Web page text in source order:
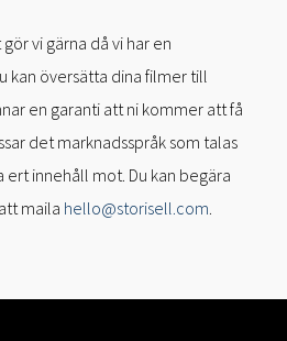
vi gärna då vi har en
kan översätta dina filmer till
en garanti att ni kommer att få
det marknadsspråk som talas
ert innehåll mot. Du kan begära
maila hello@storisell.com